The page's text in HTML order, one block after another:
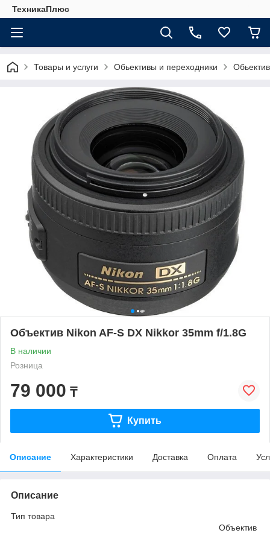
ТехникаПлюс
Товары и услуги Обьективы и переходники
Объектив Nikon AF-S DX Nikkor 35mm f/1.8G
В наличии
Розница
79 000 ₸
Купить
Описание Характеристики Доставка Оплата
Описание
Тип товара
Объектив